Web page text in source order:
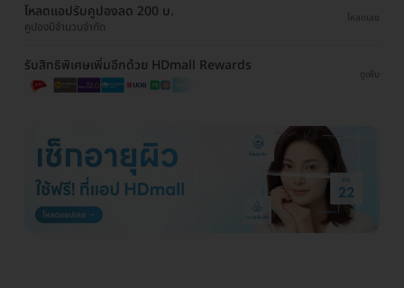
โหลดแอปรับคูปองลด 200 บ.
คูปองมีจำนวนจำกัด
โหลดเลย
รับสิทธิพิเศษเพิ่มอีกด้วย HDmall Rewards
ดูเพิ่ม